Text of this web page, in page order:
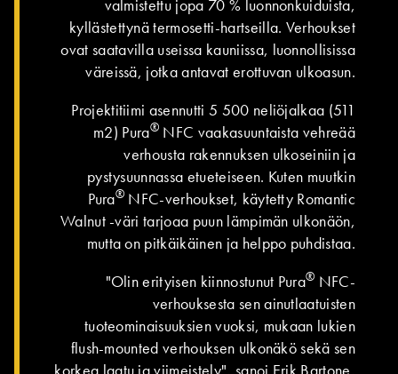
valmistettu jopa 70 % luonnonkuiduista,
kyllästettynä termosetti-hartseilla. Verhoukset
ovat saatavilla useissa kauniissa, luonnollisissa
väreissä, jotka antavat erottuvan ulkoasun.
Projektitiimi asennutti 5 500 neliöjalkaa (511
m2) Pura® NFC vaakasuuntaista vehreää
verhousta rakennuksen ulkoseiniin ja
pystysuunnassa etueteiseen. Kuten muutkin
Pura® NFC-verhoukset, käytetty Romantic
Walnut -väri tarjoaa puun lämpimän ulkonäön,
mutta on pitkäikäinen ja helppo puhdistaa.
"Olin erityisen kiinnostunut Pura® NFC-
verhouksesta sen ainutlaatuisten
tuoteominaisuuksien vuoksi, mukaan lukien
flush-mounted verhouksen ulkonäkö sekä sen